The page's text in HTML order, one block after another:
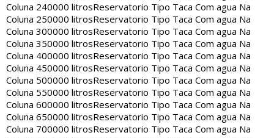
Coluna 240000 litrosReservatorio Tipo Taca Com agua Na
Coluna 250000 litrosReservatorio Tipo Taca Com agua Na
Coluna 300000 litrosReservatorio Tipo Taca Com agua Na
Coluna 350000 litrosReservatorio Tipo Taca Com agua Na
Coluna 400000 litrosReservatorio Tipo Taca Com agua Na
Coluna 450000 litrosReservatorio Tipo Taca Com agua Na
Coluna 500000 litrosReservatorio Tipo Taca Com agua Na
Coluna 550000 litrosReservatorio Tipo Taca Com agua Na
Coluna 600000 litrosReservatorio Tipo Taca Com agua Na
Coluna 650000 litrosReservatorio Tipo Taca Com agua Na
Coluna 700000 litrosReservatorio Tipo Taca Com agua Na